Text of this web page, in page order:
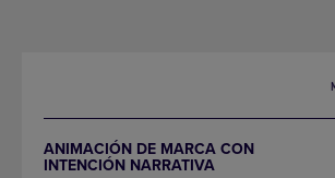
ANIMACIÓN DE MARCA CON
INTENCIÓN NARRATIVA